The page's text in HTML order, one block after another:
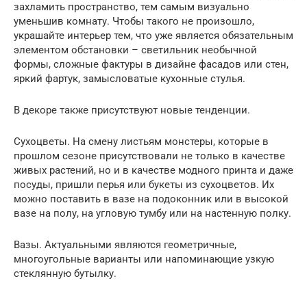
захламить пространство, тем самым визуально
уменьшив комнату. Чтобы такого не произошло,
украшайте интерьер тем, что уже является обязательным
элементом обстановки – светильник необычной
формы, сложные фактуры в дизайне фасадов или стен,
яркий фартук, замысловатые кухонные стулья.
В декоре также присутствуют новые тенденции.
Сухоцветы. На смену листьям монстеры, которые в
прошлом сезоне присутствовали не только в качестве
живых растений, но и в качестве модного принта и даже
посуды, пришли перья или букеты из сухоцветов. Их
можно поставить в вазе на подоконник или в высокой
вазе на полу, на угловую тумбу или на настенную полку.
Вазы. Актуальными являются геометричные,
многоугольные варианты или напоминающие узкую
стеклянную бутылку.